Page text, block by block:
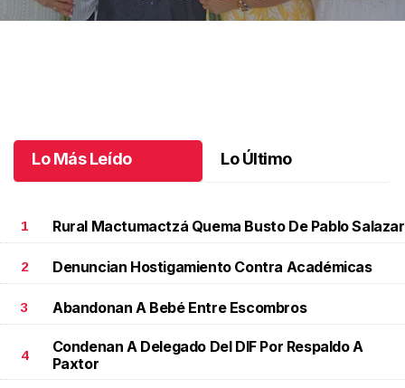
Lo Más Leído Lo Último
1 Rural Mactumactzá Quema Busto De Pablo Salazar
2 Denuncian Hostigamiento Contra Académicas
3 Abandonan A Bebé Entre Escombros
4
Condenan A Delegado Del DIF Por Respaldo A
Paxtor